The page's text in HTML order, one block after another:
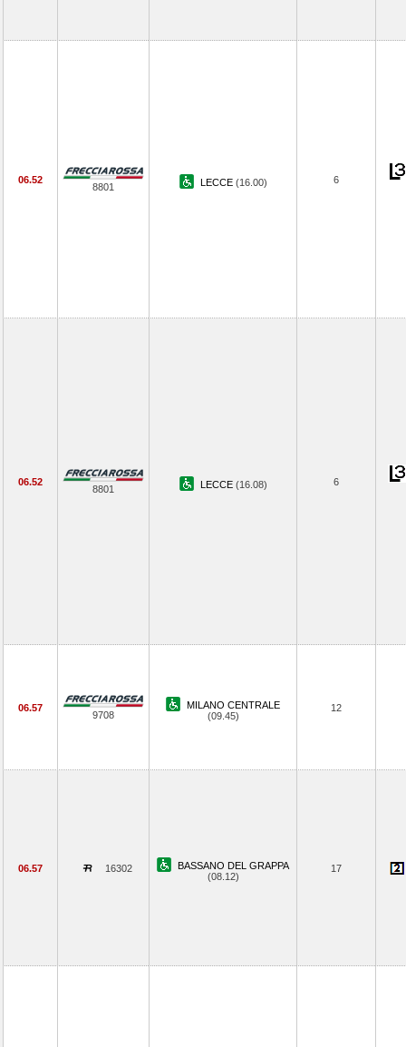
06.52
8801 LECCE (16.00) 6
06.52
8801 LECCE (16.08) 6
06.57
9708
MILANO CENTRALE
(09.45)
12
06.57 16302
BASSANO DEL GRAPPA
(08.12)
17